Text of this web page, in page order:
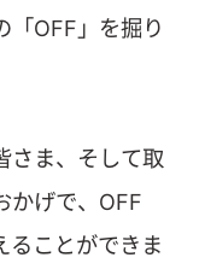
「OFF」を掘り
さま、そして取
かげで、OFF
ることができま